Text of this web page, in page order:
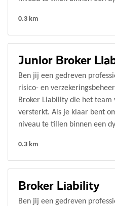
0.3 km
Junior Broker
Ben jij een gedreven
risico- en
Broker Liability die het team
versterkt. Als je klaar bent
niveau te tillen binnen een
0.3 km
Broker Liability
Ben jij een gedreven